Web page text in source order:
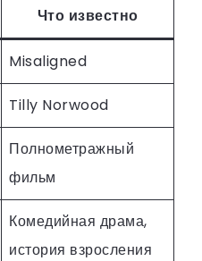
Что известно
Misaligned
Tilly Norwood
Полнометражный
фильм
Комедийная драма,
история взросления